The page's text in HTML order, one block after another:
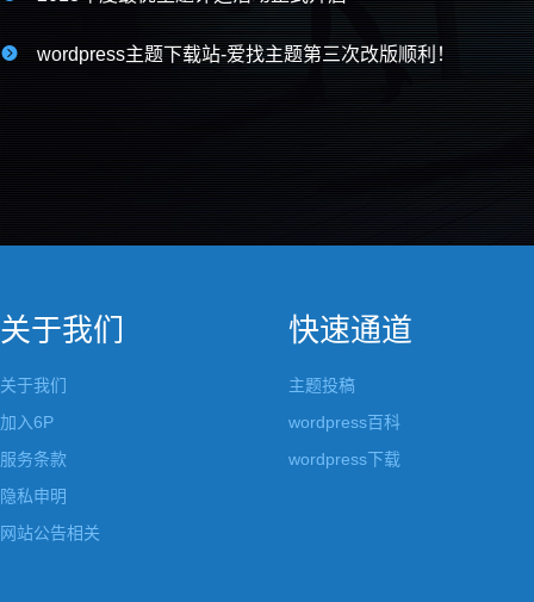
 wordpress主题下载站-爱找主题第三次改版顺利！
关于我们
关于我们
加入6P
服务条款
隐私申明
网站公告相关
快速通道
主题投稿
wordpress百科
wordpress下载